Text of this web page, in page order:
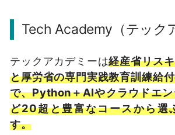
Tech Academy（テック
テックアカデミーは経産省リス
と厚労省の専門実践教育訓練給
で、Python＋AIやクラウドエ
ど20超と豊富なコースから選
す。